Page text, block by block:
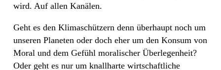
wird. Auf allen Kanälen.
Geht es den Klimaschützern denn überhaupt noch um
unseren Planeten oder doch eher um den Konsum von
Moral und dem Gefühl moralischer Überlegenheit?
Oder geht es nur um knallharte wirtschaftliche